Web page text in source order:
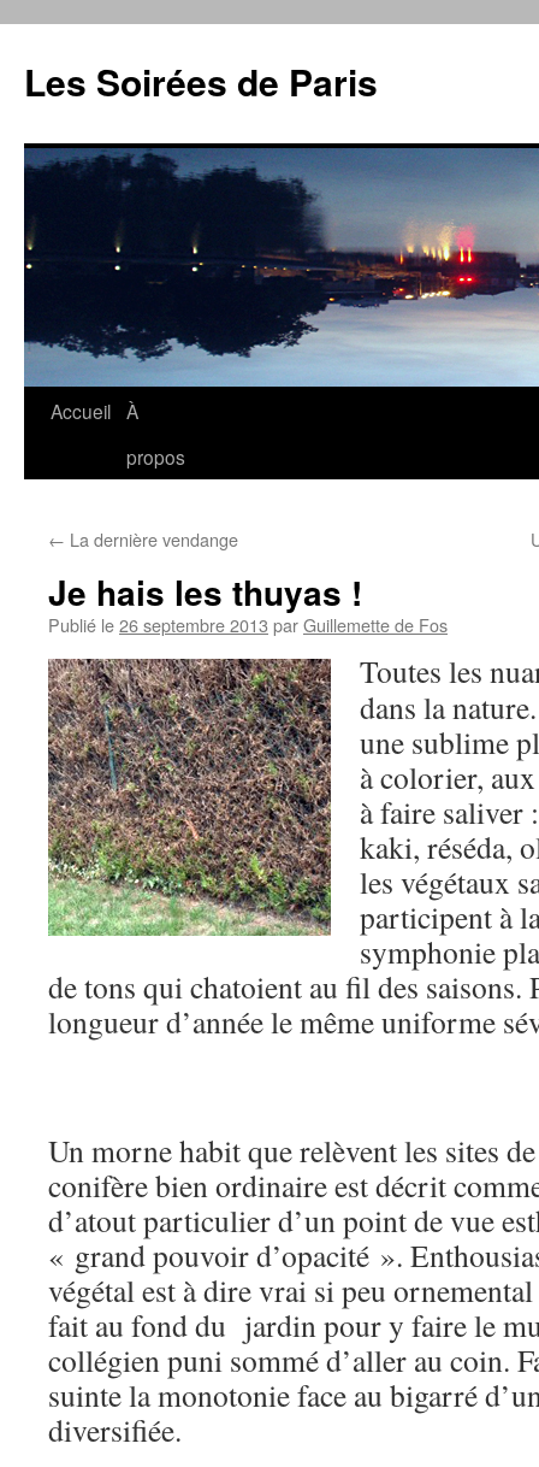
contenu
Les Soirées de Paris
Accueil À
propos
← La dernière vendange
Je hais les thuyas !
Publié le26 septembre 2013 parGuillemette de Fos
Toutes les
dans la
une sublime
à colorier,
à faire saliver
kaki,
les végétaux
participent à
symphonie
de tons qui chatoient au fil des saisons.
longueur d’année le même uniforme
Un morne habit que relèvent les sites
conifère bien ordinaire est décrit
d’atout particulier d’un point de vue
« grand pouvoir d’opacité ».
végétal est à dire vrai si peu
fait au fond du jardin pour y faire le
collégien puni sommé d’aller au coin.
suinte la monotonie face au bigarré
diversifiée.